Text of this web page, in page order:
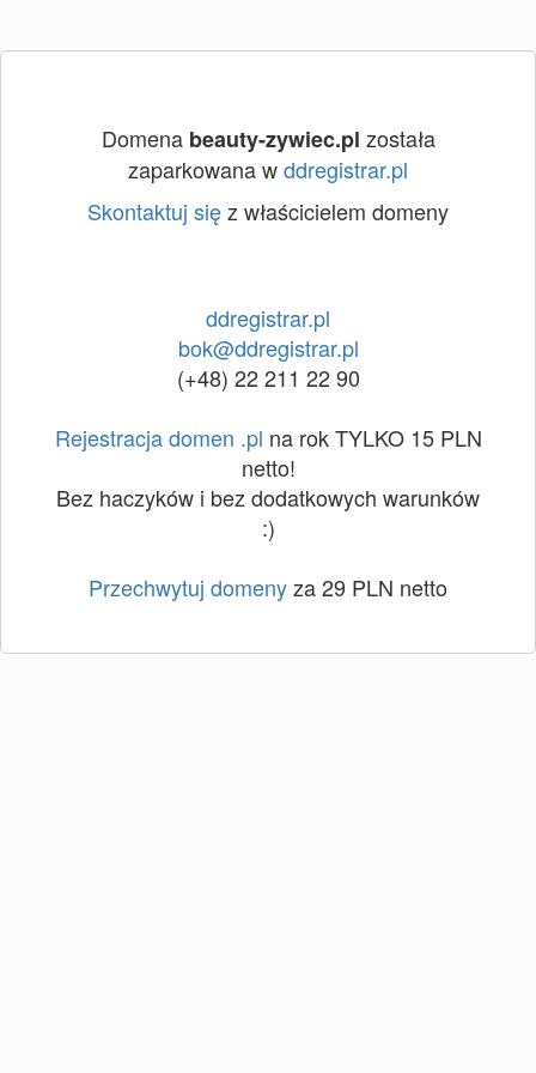
Domena beauty-zywiec.pl została
zaparkowana wddregistrar.pl
Skontaktuj sięz właścicielem domeny
ddregistrar.pl
bok@ddregistrar.pl
(+48) 22 211 22 90
Rejestracja domen .pl na rok TYLKO 15 PLN
netto!
Bez haczyków i bez dodatkowych warunków
:)
Przechwytuj domenyza 29 PLN netto